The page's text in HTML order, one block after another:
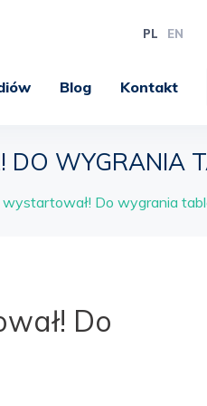
PL EN
Blog Kontakt
DO WYGRANIA
wystartował! Do wygrania
Do